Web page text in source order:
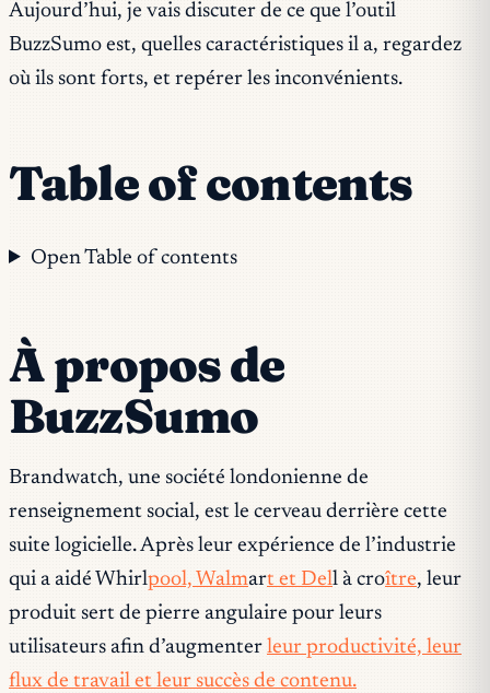
Aujourd’hui, je vais discuter de ce que l’outil
BuzzSumo est, quelles caractéristiques il a, regardez
où ils sont forts, et repérer les inconvénients.
Table of contents
Open Table of contents
À propos de
BuzzSumo
Brandwatch, une société londonienne de
renseignement social, est le cerveau derrière cette
suite logicielle. Après leur expérience de l’industrie
qui a aidé Whirlpool, Walmart et Dell à croître, leur
produit sert de pierre angulaire pour leurs
utilisateurs afin d’augmenter leur productivité, leur
flux de travail et leur succès de contenu.